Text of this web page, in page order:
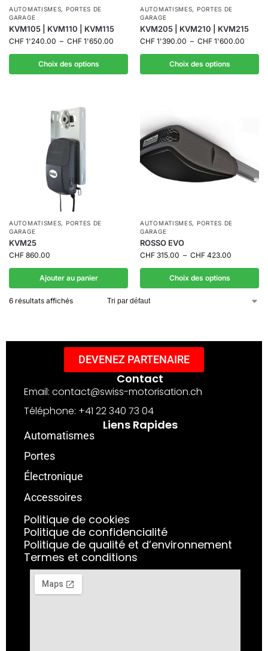
AUTOMATISMES, PORTES DE
GARAGE
KVM105 | KVM110 | KVM115
CHF 1'240.00 – CHF 1'650.00
Choix des options
AUTOMATISMES, PORTES DE
GARAGE
KVM205 | KVM210 | KVM215
CHF 1'390.00 – CHF 1'600.00
Choix des options
AUTOMATISMES, PORTES DE
GARAGE
KVM25
CHF 860.00
Ajouter au panier
AUTOMATISMES, PORTES DE
GARAGE
ROSSO EVO
CHF 315.00 – CHF 423.00
Choix des options
6 résultats affichés
DEVENEZ PARTENAIRE
Contact
Email: contact@swiss-motorisation.ch
Téléphone: +41 22 340 73 04
Liens Rapides
Automatismes
Portes
Électronique
Accessoires
Politique de cookies
Politique de confidencialité
Politique de qualité et d’environnement
Termes et conditions